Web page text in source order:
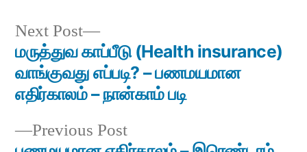
Post
navigation
Previous PostPrevious
Next Post
Next
post:
மருத்துவ காப்பீடு (Health insurance)
வாங்குவது எப்படி? – பணமயமான
எதிர்காலம் – நான்காம் படி